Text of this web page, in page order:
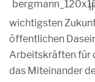
wichtigsten
öffentlichen
Arbeitskräften für
das Miteinander